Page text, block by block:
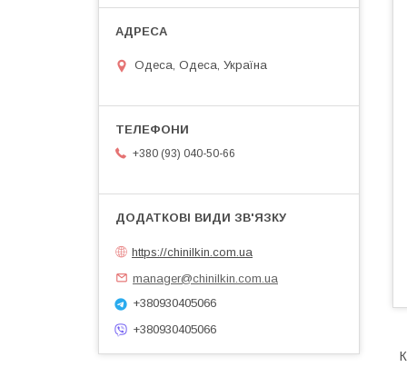
Одеса, Одеса, Україна
+380 (93) 040-50-66
https://chinilkin.com.ua
manager@chinilkin.com.ua
+380930405066
+380930405066